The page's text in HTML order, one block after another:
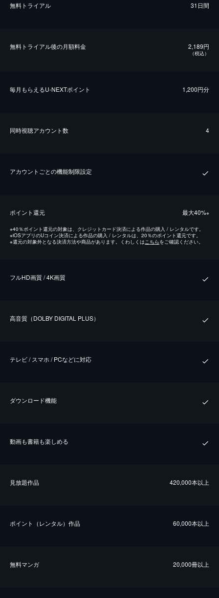
無料トライアル 31日間
無料トライアル後の⽉額料金 2,189円
（税込）
毎⽉もらえるU-NEXTポイント 1,200円分
同時視聴アカウント数 4
アカウントごとの機能制限設定
ポイント還元 最⼤40%※
※40％ポイント還元の対象は、クレジットカード決済による作品の購入 / レンタルです。
※iOSアプリのUコイン決済による作品の購入 / レンタルは、20％のポイント還元です。
※還元の対象外となる決済方法や商品があります。くわしくは こちらをご確認ください。
フルHD画質 / 4K画質
⾼⾳質（DOLBY DIGITAL PLUS）
テレビ / スマホ / PCなどに対応
ダウンロード機能
動画も書籍も楽しめる
⾒放題作品 420,000本以上
ポイント（レンタル）作品 60,000本以上
無料マンガ 20,000冊以上